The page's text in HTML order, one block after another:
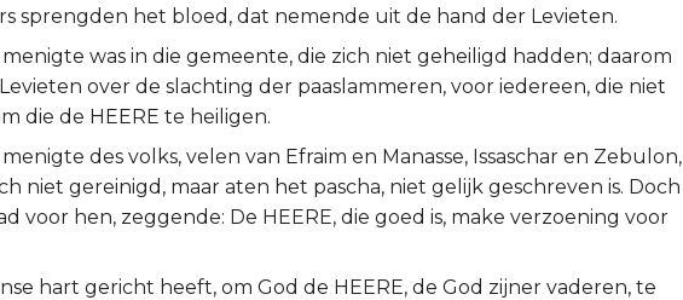
sprengden het bloed, dat nemende uit de hand der Levieten.
was in die gemeente, die zich niet geheiligd hadden; daarom
over de slachting der paaslammeren, voor iedereen, die niet
die de HEERE te heiligen.
des volks, velen van Efraim en Manasse, Issaschar en Zebulon,
niet gereinigd, maar aten het pascha, niet gelijk geschreven is. Doch
voor hen, zeggende: De HEERE, die goed is, make verzoening voor
hart gericht heeft, om God de HEERE, de God zijner vaderen, te